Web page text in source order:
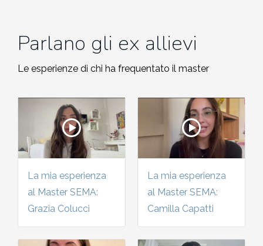
Parlano gli ex allievi
Le esperienze di chi ha frequentato il master
La mia esperienza
al Master SEMA:
Grazia Colucci
La mia esperienza
al Master SEMA:
Camilla Capatti